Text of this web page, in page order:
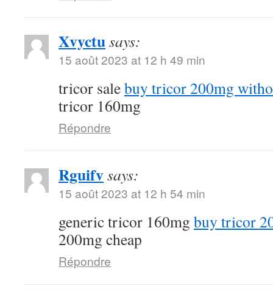
Xvyctusays:
15 août 2023 at 12 h 49 min
tricor salebuy tricor 200mg
tricor 160mg
Répondre
Rguifvsays:
15 août 2023 at 12 h 54 min
generic tricor 160mg buy tricor
200mg cheap
Répondre